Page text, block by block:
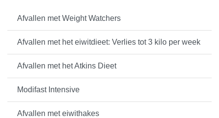
Afvallen met Weight Watchers
Afvallen met het eiwitdieet: Verlies tot 3 kilo per week
Afvallen met het Atkins Dieet
Modifast Intensive
Afvallen met eiwithakes